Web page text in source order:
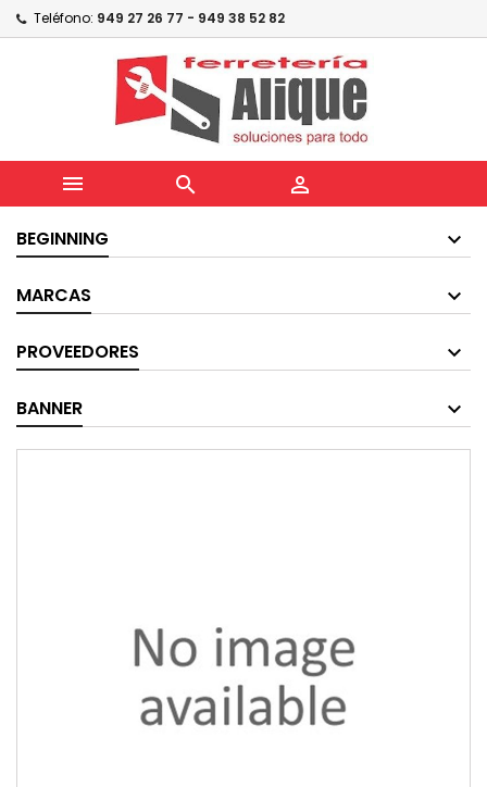
Teléfono: 949 27 26 77 - 949 38 52 82
  
BEGINNING
MARCAS
PROVEEDORES
BANNER